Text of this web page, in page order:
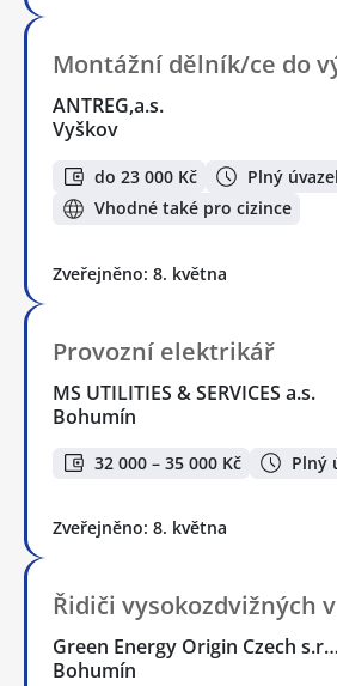
Montážní dělník/ce do
ANTREG,a.s.
Vyškov
do 23 000 Kč
Plný
Vhodné také pro cizince
Zveřejněno: 8. května
Provozní elektrikář
MS UTILITIES & SERVICES a.s.
Bohumín
32 000 – 35 000 Kč Plný
Zveřejněno: 8. května
Řidiči vysokozdvižných
Green Energy Origin Czech s.r…
Bohumín